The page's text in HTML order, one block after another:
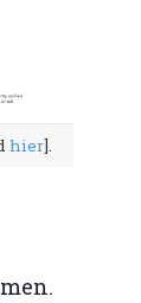
hier].